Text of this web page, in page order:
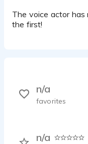
The voice actor
the first!
n/a
n/a
favorites